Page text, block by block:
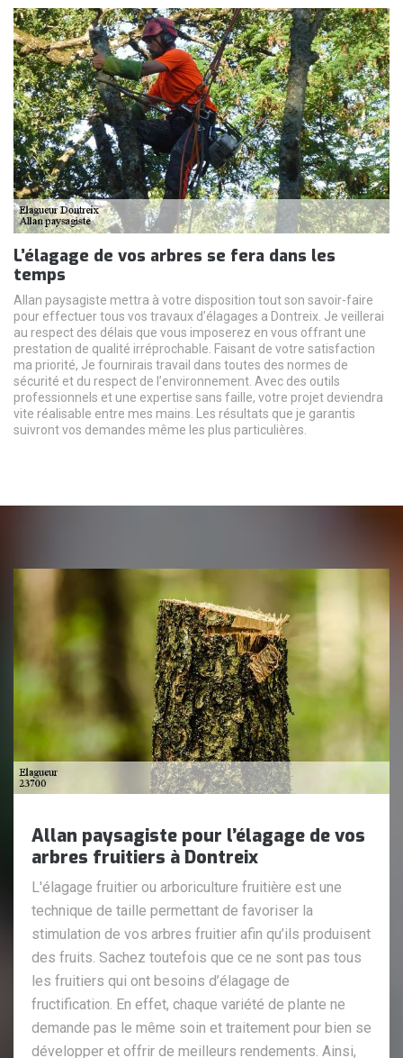
L’élagage de vos arbres se fera dans les
temps
Allan paysagiste mettra à votre disposition tout son savoir-faire
pour effectuer tous vos travaux d’élagages a Dontreix. Je veillerai
au respect des délais que vous imposerez en vous offrant une
prestation de qualité irréprochable. Faisant de votre satisfaction
ma priorité, Je fournirais travail dans toutes des normes de
sécurité et du respect de l’environnement. Avec des outils
professionnels et une expertise sans faille, votre projet deviendra
vite réalisable entre mes mains. Les résultats que je garantis
suivront vos demandes même les plus particulières.
Allan paysagiste pour l’élagage de vos
arbres fruitiers à Dontreix
L'élagage fruitier ou arboriculture fruitière est une
technique de taille permettant de favoriser la
stimulation de vos arbres fruitier afin qu’ils produisent
des fruits. Sachez toutefois que ce ne sont pas tous
les fruitiers qui ont besoins d’élagage de
fructification. En effet, chaque variété de plante ne
demande pas le même soin et traitement pour bien se
développer et offrir de meilleurs rendements. Ainsi,